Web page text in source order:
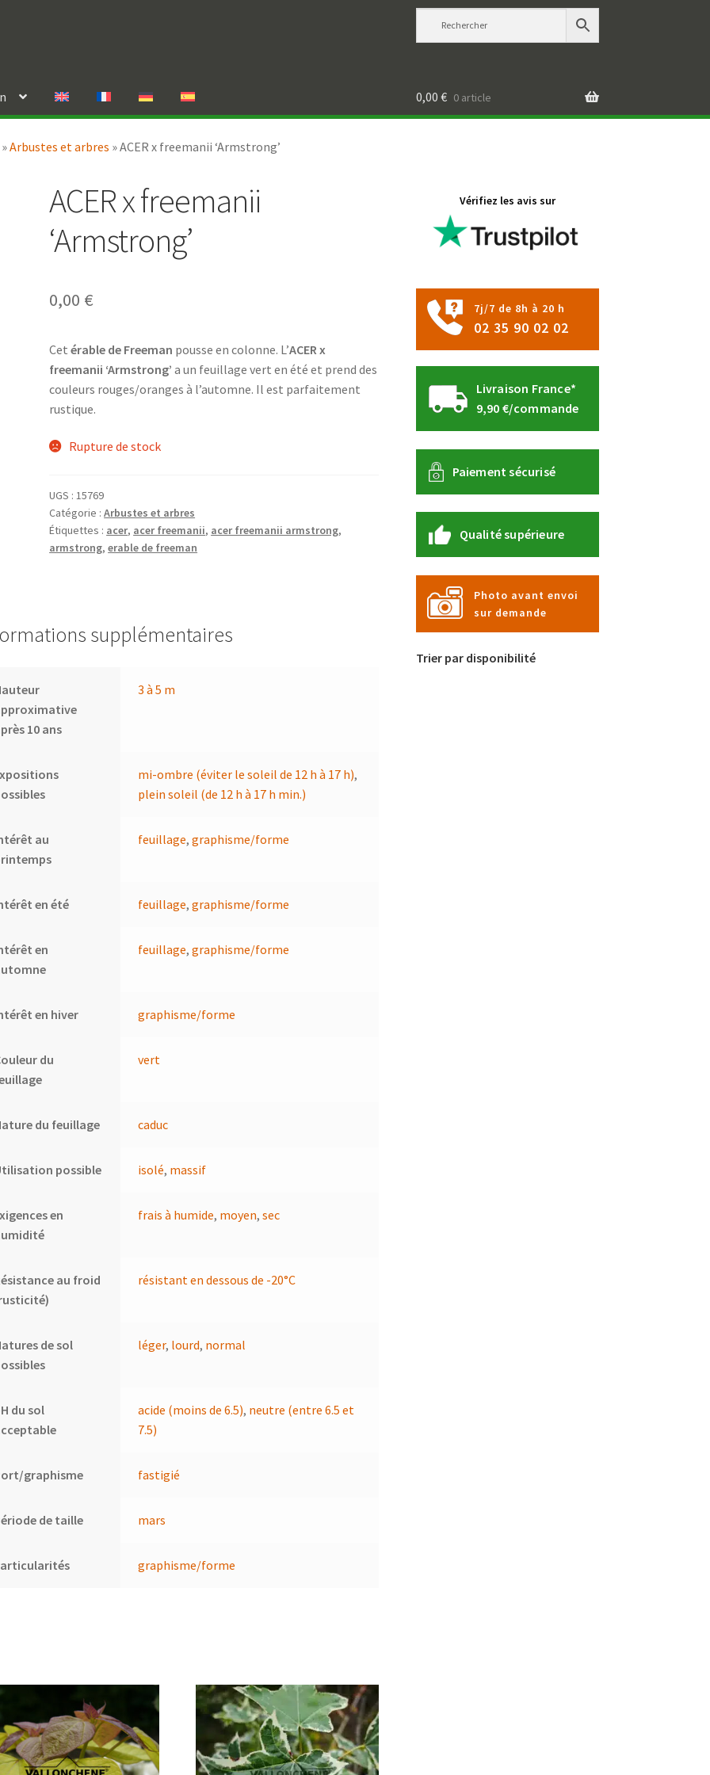
0,00 € 0 article
»Arbustes et arbres »ACER x freemanii ‘Armstrong’
ACER x freemanii
‘Armstrong’
0,00 €
Cetérable de Freeman pousse en colonne. L’ACER x
freemanii ‘Armstrong’ a un feuillage vert en été et prend des
couleurs rouges/oranges à l’automne. Il est parfaitement
rustique.
Rupture de stock
UGS :15769
Catégorie :Arbustes et arbres
Étiquettes : acer, acer freemanii, acer freemanii armstrong,
armstrong,erable de freeman
supplémentaires
10 ans
3 à 5 m
mi-ombre (éviter le soleil de 12 h à 17 h),
plein soleil (de 12 h à 17 h min.)
au
feuillage,graphisme/forme
en été feuillage,graphisme/forme
en
feuillage,graphisme/forme
en hiver graphisme/forme
du
vert
du feuillage caduc
possible isolé, massif
en
frais à humide, moyen,sec
au froid
résistant en dessous de -20°C
de sol
léger, lourd, normal
du sol
acide (moins de 6.5), neutre (entre 6.5 et
7.5)
graphisme fastigié
de taille mars
graphisme/forme
Vérifiez les avis sur
7j/7 de 8h à 20 h
02 35 90 02 02
Livraison France*
9,90 €/commande
Paiement sécurisé
Qualité supérieure
Photo avant envoi
sur demande
Trier par disponibilité